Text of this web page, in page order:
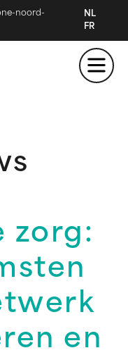
noord-
NL
FR
zorg:
en